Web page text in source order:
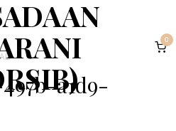
0
a1d9-